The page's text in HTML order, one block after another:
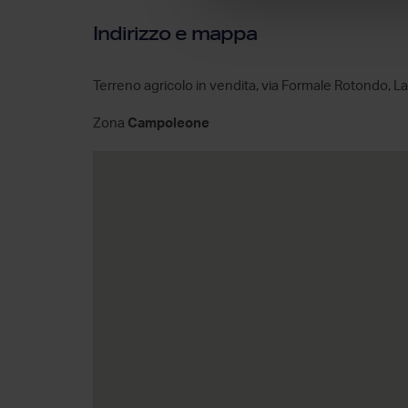
Indirizzo e mappa
Terreno agricolo in vendita, via Formale Rotondo,
Zona Campoleone